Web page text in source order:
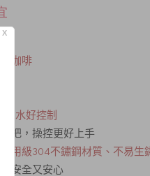
咖啡
水好控制
把，操控更好上手
用級304不鏽鋼材質、不易生
安全又安心
X